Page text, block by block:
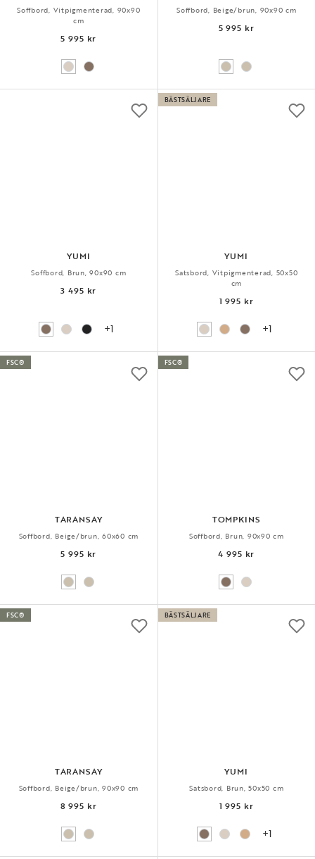
Soffbord, Vitpigmenterad, 90x90
cm
5 995 kr
Soffbord, Beige/brun, 90x90 cm
5 995 kr
YUMI
Soffbord, Brun, 90x90 cm
3 495 kr
+1
YUMI
Satsbord, Vitpigmenterad, 50x50
cm
1 995 kr
+1
BÄSTSÄLJARE
TARANSAY
Soffbord, Beige/brun, 60x60 cm
5 995 kr
FSC®
TOMPKINS
Soffbord, Brun, 90x90 cm
4 995 kr
FSC®
TARANSAY
Soffbord, Beige/brun, 90x90 cm
8 995 kr
FSC®
YUMI
Satsbord, Brun, 50x50 cm
1 995 kr
+1
BÄSTSÄLJARE